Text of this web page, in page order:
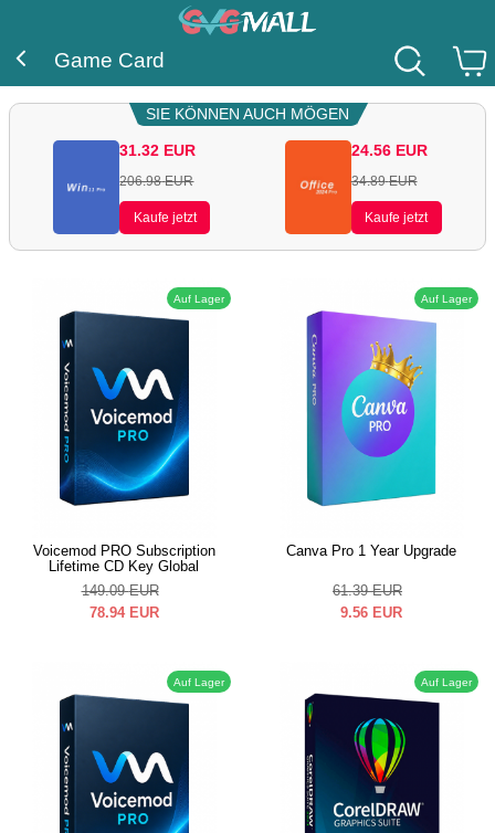
Game Card
SIE KÖNNEN AUCH MÖGEN
31.32 EUR
206.98 EUR
Kaufe jetzt
24.56 EUR
34.89 EUR
Kaufe jetzt
Auf Lager
Voicemod PRO Subscription
Lifetime CD Key Global
149.09 EUR
78.94 EUR
Auf Lager
Canva Pro 1 Year Upgrade
61.39 EUR
9.56 EUR
Auf Lager Auf Lager